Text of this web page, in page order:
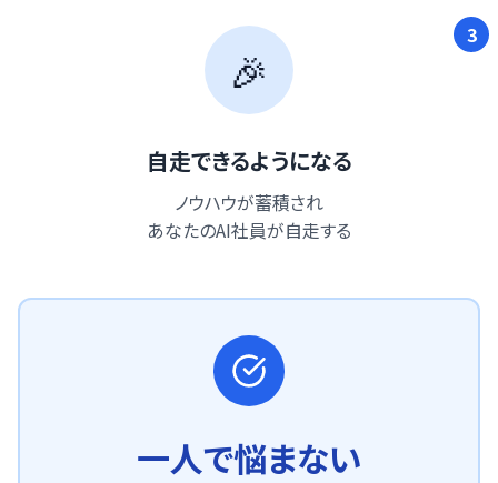
🎉
3
自走できるようになる
ノウハウが蓄積され
あなたのAI社員が自走する
一人で悩まない